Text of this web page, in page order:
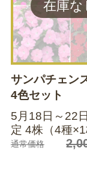
サンパチェン
4色セット
5月18日～22
定 4株（4種
通常価格